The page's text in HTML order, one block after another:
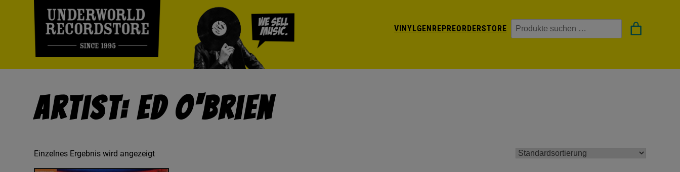
VINYLGENREPREORDERSTORE Suchen
Artist: Ed O'Brien
Einzelnes Ergebnis wird angezeigt